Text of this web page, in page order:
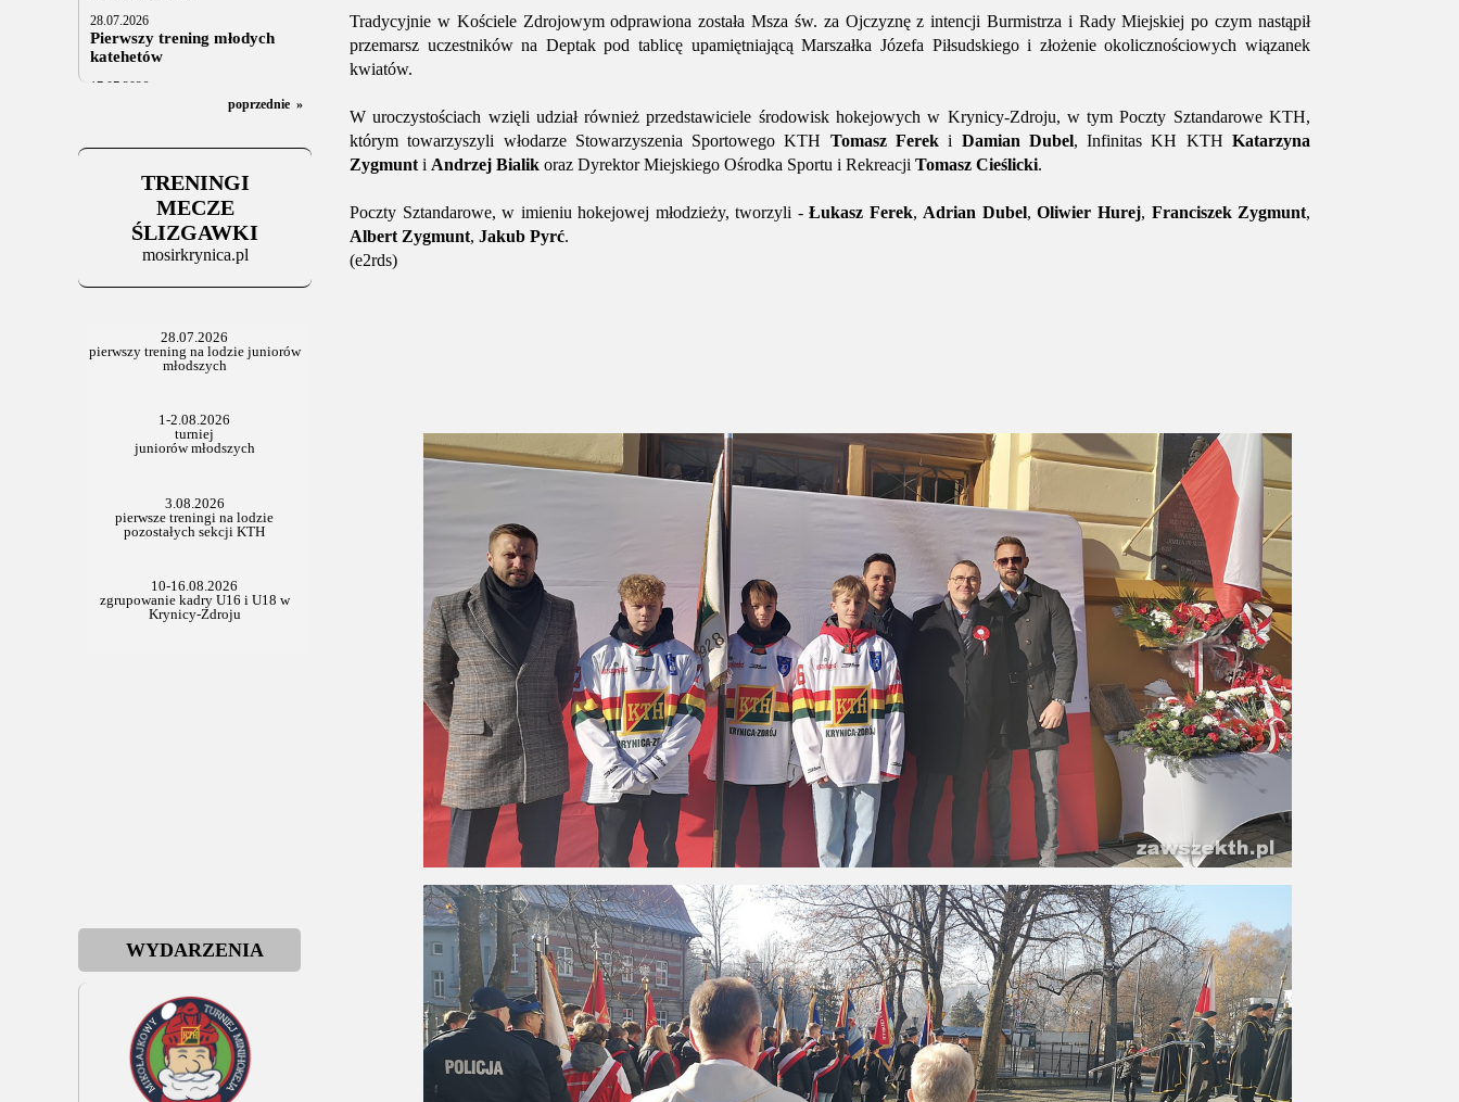
28.07.2026
Pierwszy trening młodych
katehetów
17.07.2026
U20: z kraju i z zagranicy
Za trzy tygodnie na lód
06.07.2025
Stowarzyszenie po Walnym
poprzednie »
TRENINGI
MECZE
ŚLIZGAWKI
mosirkrynica.pl
WYDARZENIA
Tradycyjnie w Kościele Zdrojowym odprawiona została Msza św. za Ojczyznę z intencji Burmistrza i Rady Miejskiej po czym nastąpił
przemarsz uczestników na Deptak pod tablicę upamiętniającą Marszałka Józefa Piłsudskiego i złożenie okolicznościowych wiązanek
kwiatów.
W uroczystościach wzięli udział również przedstawiciele środowisk hokejowych w Krynicy-Zdroju, w tym Poczty Sztandarowe KTH,
którym towarzyszyli włodarze Stowarzyszenia Sportowego KTH Tomasz Ferek i Damian Dubel, Infinitas KH KTHKatarzyna
Zygmunt i Andrzej Bialik oraz Dyrektor Miejskiego Ośrodka Sportu i Rekreacji Tomasz Cieślicki.
Poczty Sztandarowe, w imieniu hokejowej młodzieży, tworzyli -Łukasz Ferek, Adrian Dubel,Oliwier Hurej, Franciszek Zygmunt,
Albert Zygmunt, Jakub Pyrć.
(e2rds)